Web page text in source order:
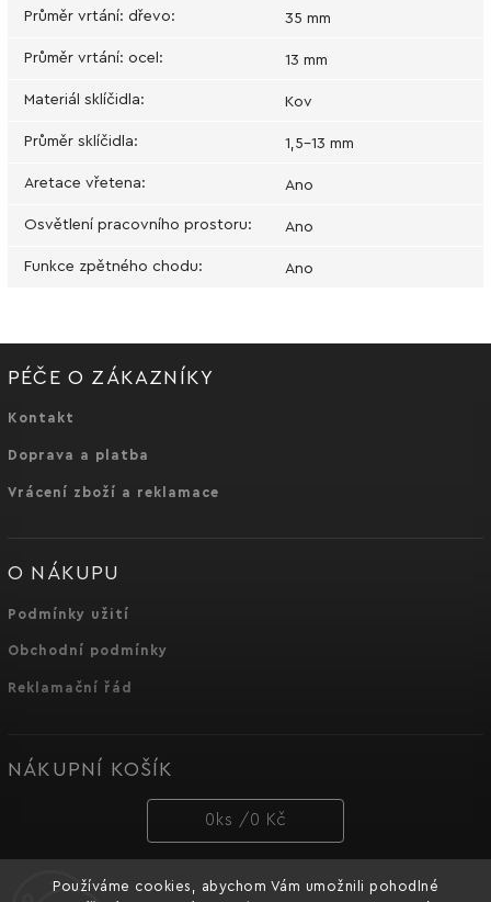
Používáme cookies, abychom Vám umožnili pohodlné
Průměr vrtání: dřevo: 35 mm
Průměr vrtání: ocel : 13 mm
Materiál sklíčidla: Kov
Průměr sklíčidla: 1,5-13 mm
Aretace vřetena: Ano
Osvětlení pracovního prostoru: Ano
Funkce zpětného chodu: Ano
PÉČE O ZÁKAZNÍKY
Kontakt
Doprava a platba
Vrácení zboží a reklamace
O NÁKUPU
Podmínky užití
Obchodní podmínky
Reklamační řád
NÁKUPNÍ KOŠÍK
0 ks / 0 Kč
PŘIJÍMÁME ONLINE PLATBY